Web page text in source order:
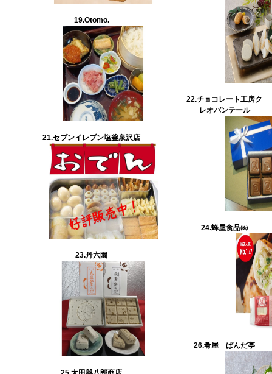
19.Otomo.
21.セブンイレブン塩釜泉沢店
23.丹六園
22.チョコレート工房ク
レオバンテール
24.蜂屋食品㈱
26.肴屋 ぱんだ亭